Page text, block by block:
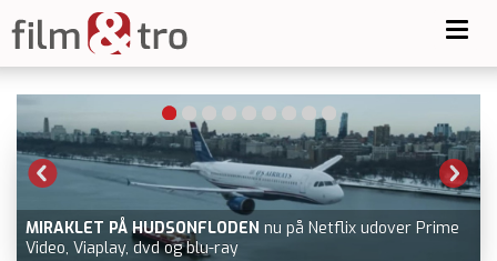
MIRAKLET PÅ HUDSONFLODEN nu på Netflix udover Prime
Video, Viaplay, dvd og blu-ray